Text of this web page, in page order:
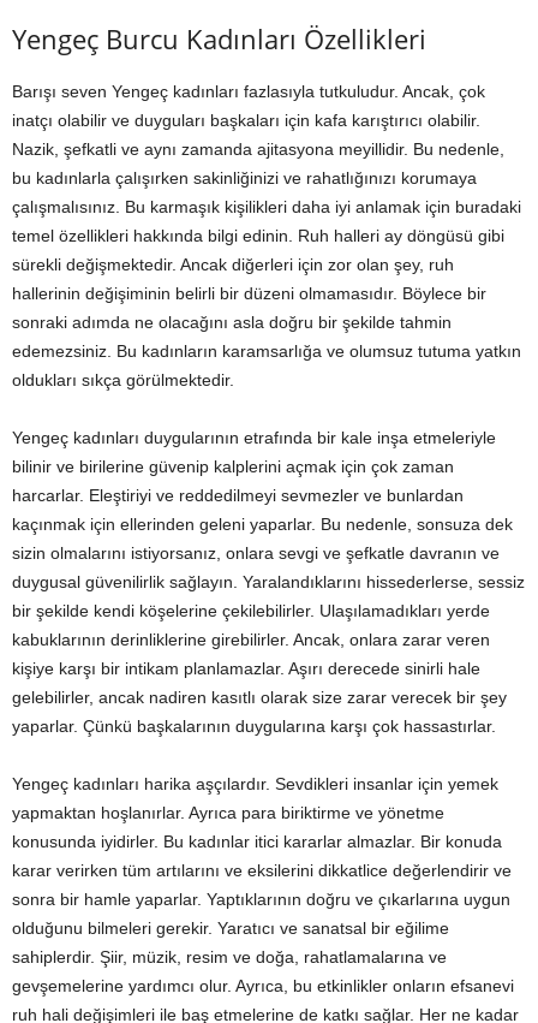
Yengeç Burcu Kadınları Özellikleri
Barışı seven Yengeç kadınları fazlasıyla tutkuludur. Ancak, çok
inatçı olabilir ve duyguları başkaları için kafa karıştırıcı olabilir.
Nazik, şefkatli ve aynı zamanda ajitasyona meyillidir. Bu nedenle,
bu kadınlarla çalışırken sakinliğinizi ve rahatlığınızı korumaya
çalışmalısınız. Bu karmaşık kişilikleri daha iyi anlamak için buradaki
temel özellikleri hakkında bilgi edinin. Ruh halleri ay döngüsü gibi
sürekli değişmektedir. Ancak diğerleri için zor olan şey, ruh
hallerinin değişiminin belirli bir düzeni olmamasıdır. Böylece bir
sonraki adımda ne olacağını asla doğru bir şekilde tahmin
edemezsiniz. Bu kadınların karamsarlığa ve olumsuz tutuma yatkın
oldukları sıkça görülmektedir.
Yengeç kadınları duygularının etrafında bir kale inşa etmeleriyle
bilinir ve birilerine güvenip kalplerini açmak için çok zaman
harcarlar. Eleştiriyi ve reddedilmeyi sevmezler ve bunlardan
kaçınmak için ellerinden geleni yaparlar. Bu nedenle, sonsuza dek
sizin olmalarını istiyorsanız, onlara sevgi ve şefkatle davranın ve
duygusal güvenilirlik sağlayın. Yaralandıklarını hissederlerse, sessiz
bir şekilde kendi köşelerine çekilebilirler. Ulaşılamadıkları yerde
kabuklarının derinliklerine girebilirler. Ancak, onlara zarar veren
kişiye karşı bir intikam planlamazlar. Aşırı derecede sinirli hale
gelebilirler, ancak nadiren kasıtlı olarak size zarar verecek bir şey
yaparlar. Çünkü başkalarının duygularına karşı çok hassastırlar.
Yengeç kadınları harika aşçılardır. Sevdikleri insanlar için yemek
yapmaktan hoşlanırlar. Ayrıca para biriktirme ve yönetme
konusunda iyidirler. Bu kadınlar itici kararlar almazlar. Bir konuda
karar verirken tüm artılarını ve eksilerini dikkatlice değerlendirir ve
sonra bir hamle yaparlar. Yaptıklarının doğru ve çıkarlarına uygun
olduğunu bilmeleri gerekir. Yaratıcı ve sanatsal bir eğilime
sahiplerdir. Şiir, müzik, resim ve doğa, rahatlamalarına ve
gevşemelerine yardımcı olur. Ayrıca, bu etkinlikler onların efsanevi
ruh hali değişimleri ile baş etmelerine de katkı sağlar. Her ne kadar